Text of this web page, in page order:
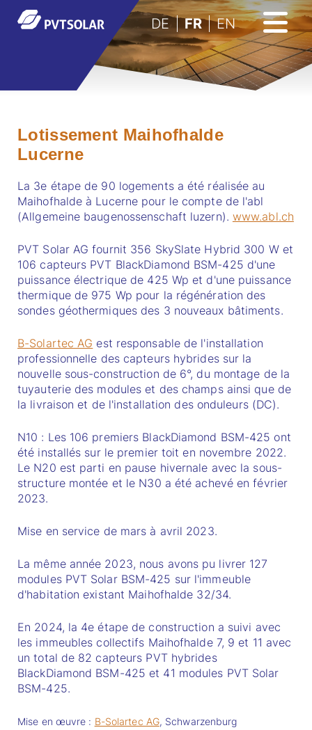
DE FR EN
Lotissement Maihofhalde
Lucerne
La 3e étape de 90 logements a été réalisée au
Maihofhalde à Lucerne pour le compte de l'abl
(Allgemeine baugenossenschaft luzern). www.abl.ch
PVT Solar AG fournit 356 SkySlate Hybrid 300 W et
106 capteurs PVT BlackDiamond BSM-425 d'une
puissance électrique de 425 Wp et d'une puissance
thermique de 975 Wp pour la régénération des
sondes géothermiques des 3 nouveaux bâtiments.
B-Solartec AG est responsable de l'installation
professionnelle des capteurs hybrides sur la
nouvelle sous-construction de 6°, du montage de la
tuyauterie des modules et des champs ainsi que de
la livraison et de l'installation des onduleurs (DC).
N10 : Les 106 premiers BlackDiamond BSM-425 ont
été installés sur le premier toit en novembre 2022.
Le N20 est parti en pause hivernale avec la sous-
structure montée et le N30 a été achevé en février
2023.
Mise en service de mars à avril 2023.
La même année 2023, nous avons pu livrer 127
modules PVT Solar BSM-425 sur l'immeuble
d'habitation existant Maihofhalde 32/34.
En 2024, la 4e étape de construction a suivi avec
les immeubles collectifs Maihofhalde 7, 9 et 11 avec
un total de 82 capteurs PVT hybrides
BlackDiamond BSM-425 et 41 modules PVT Solar
BSM-425.
Mise en œuvre : B-Solartec AG, Schwarzenburg